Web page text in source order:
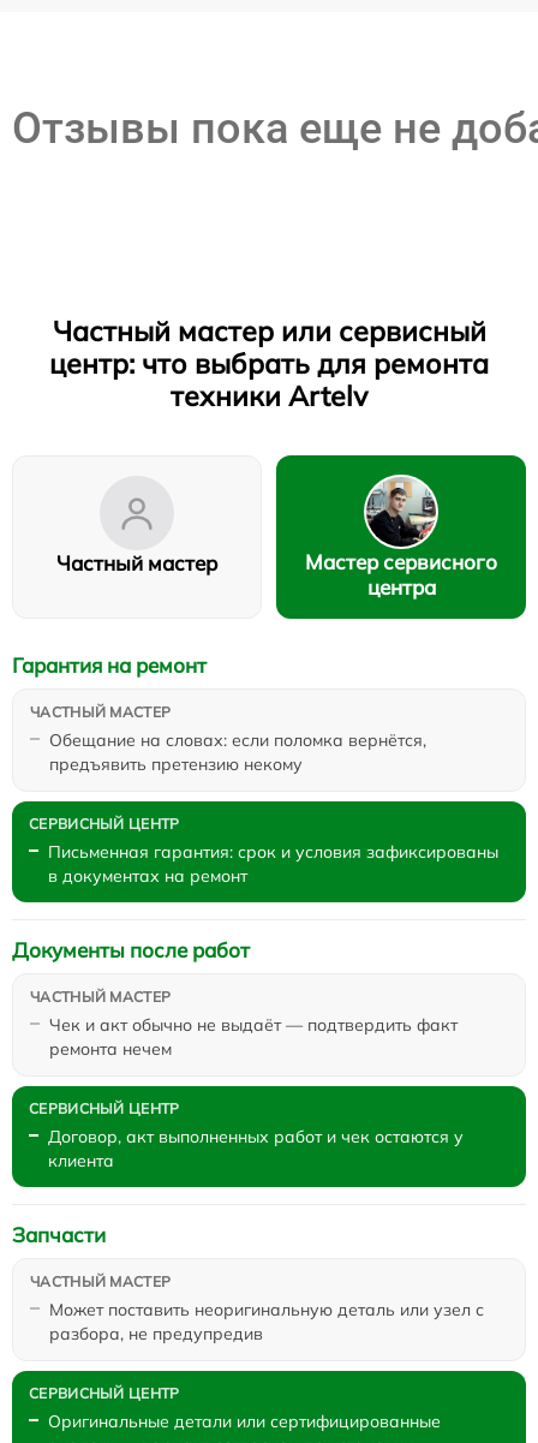
Отзывы пока еще не
Частный мастер или сервисный
центр: что выбрать для ремонта
техники Artelv
Частный мастер
Мастер сервисного
центра
Обещание на словах: если поломка вернётся,
предъявить претензию некому
Гарантия на ремонт
Письменная гарантия: срок и условия зафиксированы
в документах на ремонт
Чек и акт обычно не выдаёт — подтвердить факт
ремонта нечем
Документы после работ
Договор, акт выполненных работ и чек остаются у
клиента
Может поставить неоригинальную деталь или узел с
разбора, не предупредив
Запчасти
Оригинальные детали или сертифицированные